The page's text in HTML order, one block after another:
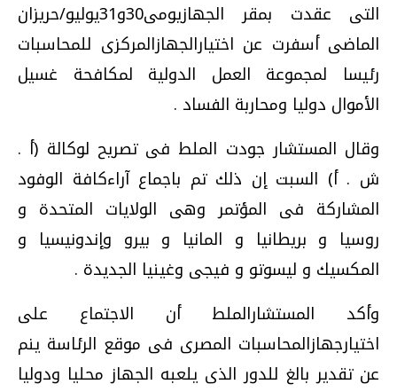
التى عقدت بمقر الجهازيومى30و31يوليو/حريزان
الماضى أسفرت عن اختيارالجهازالمركزى للمحاسبات
رئيسا لمجموعة العمل الدولية لمكافحة غسيل
الأموال دوليا ومحاربة الفساد .
وقال المستشار جودت الملط فى تصريح لوكالة (أ .
ش . أ) السبت إن ذلك تم باجماع آراءكافة الوفود
المشاركة فى المؤتمر وهى الولايات المتحدة و
روسيا و بريطانيا و المانيا و بيرو وإندونيسيا و
المكسيك و ليسوتو و فيجى وغينيا الجديدة .
وأكد المستشارالملط أن الاجتماع على
اختيارجهازالمحاسبات المصرى فى موقع الرئاسة ينم
عن تقدير بالغ للدور الذى يلعبه الجهاز محليا ودوليا